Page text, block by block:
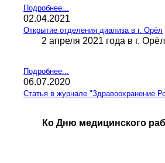
Подробнее...
02.04.2021
Открытие отделения диализа в г. Орёл
2 апреля 2021 года в г.
Подробнее...
06.07.2020
Статья в журнале "Здравоохранение
Ко Дню медицинского